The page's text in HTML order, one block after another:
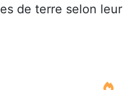
de terre selon leur